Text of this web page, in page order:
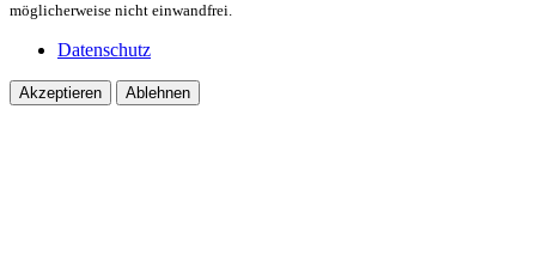
möglicherweise nicht einwandfrei.
Datenschutz
Akzeptieren Ablehnen